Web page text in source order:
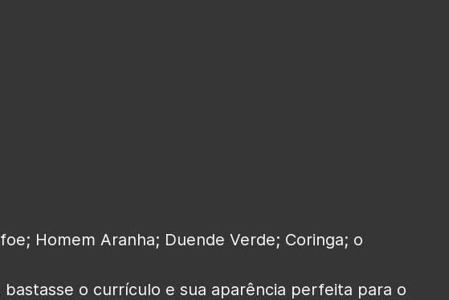
bastasse o currículo e sua aparência perfeita para o